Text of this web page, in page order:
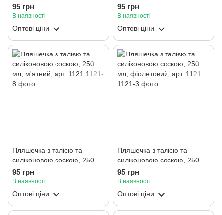
мл, білий, арт. 1111
95 грн
В наявності
Оптові ціни
мл, м'ятний, арт. 1111
95 грн
В наявності
Оптові ціни
Пляшечка з талією та
силіконовою соскою, 250
мл, м'ятний, арт. 1121
95 грн
В наявності
Оптові ціни
Пляшечка з талією та
силіконовою соскою, 250
мл, фіолетовий, арт. 1121
95 грн
В наявності
Оптові ціни